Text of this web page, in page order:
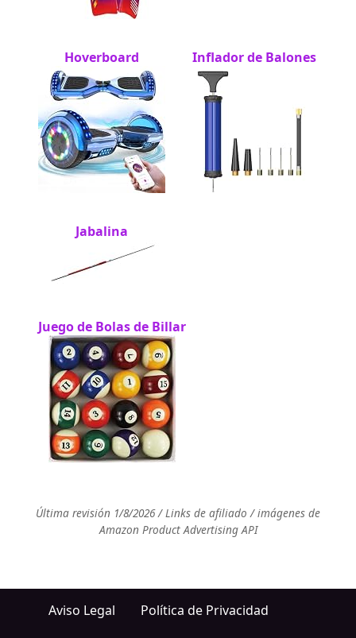
Hoverboard Inflador de Balones
Jabalina
Juego de Bolas de Billar
Última revisión 1/8/2026 / Links de afiliado / imágenes de
Amazon Product Advertising API
Aviso Legal Política de Privacidad